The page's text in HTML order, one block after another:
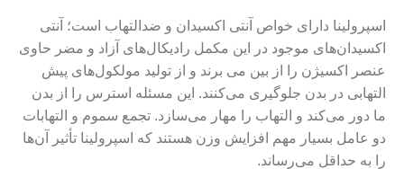
اسپرولینا دارای خواص آنتی اکسیدان و ضدالتهاب است؛ آنتی
اکسیدان‌های موجود در این مکمل رادیکال‌های آزاد و مضر حاوی
عنصر اکسیژن را از بین می برند و از تولید مولکول‌های پیش
التهابی در بدن جلوگیری می‌کنند. این مسئله استرس را از بدن
ما دور می‌کند و التهاب را مهار می‌سازد. تجمع سموم و التهابات
دو عامل بسیار مهم افزایش وزن هستند که اسپرولینا تأثیر آن‌ها
را به حداقل می‌رساند.